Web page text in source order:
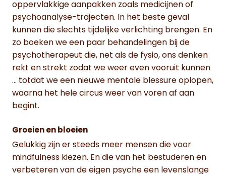
oppervlakkige aanpakken zoals medicijnen of
psychoanalyse-trajecten. In het beste geval
kunnen die slechts tijdelijke verlichting brengen. En
zo boeken we een paar behandelingen bij de
psychotherapeut die, net als de fysio, ons denken
rekt en strekt zodat we weer even vooruit kunnen
… totdat we een nieuwe mentale blessure oplopen,
waarna het hele circus weer van voren af aan
begint.
Groeien en bloeien
Gelukkig zijn er steeds meer mensen die voor
mindfulness kiezen. En die van het bestuderen en
verbeteren van de eigen psyche een levenslange